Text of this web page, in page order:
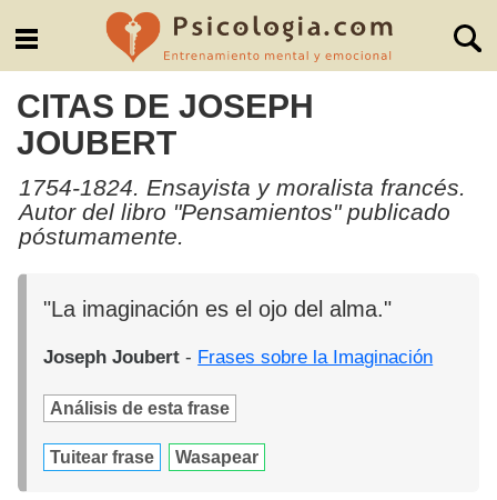
CITAS DE JOSEPH
JOUBERT
1754-1824. Ensayista y moralista francés.
Autor del libro "Pensamientos" publicado
póstumamente.
"La imaginación es el ojo del alma."
Joseph Joubert - Frases sobre la Imaginación
Análisis de esta frase
Tuitear frase Wasapear